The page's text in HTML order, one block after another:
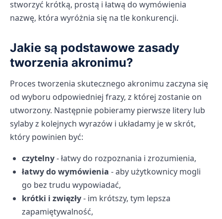
stworzyć krótką, prostą i łatwą do wymówienia
nazwę, która wyróżnia się na tle konkurencji.
Jakie są podstawowe zasady
tworzenia akronimu?
Proces tworzenia skutecznego akronimu zaczyna się
od wyboru odpowiedniej frazy, z której zostanie on
utworzony. Następnie pobieramy pierwsze litery lub
sylaby z kolejnych wyrazów i układamy je w skrót,
który powinien być:
czytelny- łatwy do rozpoznania i zrozumienia,
łatwy do wymówienia - aby użytkownicy mogli
go bez trudu wypowiadać,
krótki i zwięzły- im krótszy, tym lepsza
zapamiętywalność,